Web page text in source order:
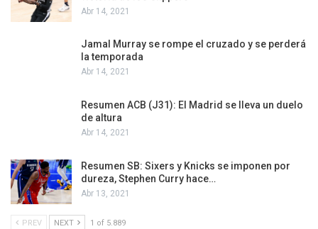
Abr 14, 2021
Jamal Murray se rompe el cruzado y se perderá
la temporada
Abr 14, 2021
Resumen ACB (J31): El Madrid se lleva un duelo
de altura
Abr 14, 2021
Resumen SB: Sixers y Knicks se imponen por
dureza, Stephen Curry hace…
Abr 13, 2021
PREV NEXT 1 of 5.889